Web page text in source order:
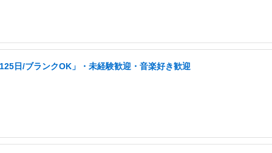
日/ブランクOK」・未経験歓迎・音楽好き歓迎